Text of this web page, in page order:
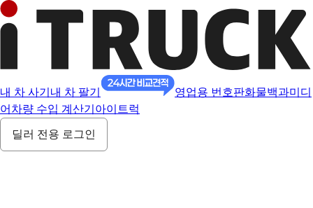
내 차 사기 내 차 팔기 영업용 번호판화물백과미디
어 차량 수입 계산기 아이트럭
딜러 전용 로그인